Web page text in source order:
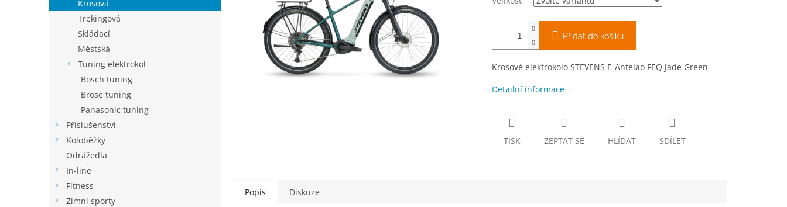
a
Krosová
Trekingová
Skládací
Městská
Tuning elektrokol
Bosch tuning
Brose tuning
Panasonic tuning
Příslušenství
Koloběžky
Odrážedla
In-line
Fitness
Zimní sporty
Přidat do košíku
Krosové elektrokolo STEVENS E-Antelao FEQ Jade Green
Detailní informace
TISK ZEPTAT SE HLÍDAT SDÍLET
Popis Diskuze